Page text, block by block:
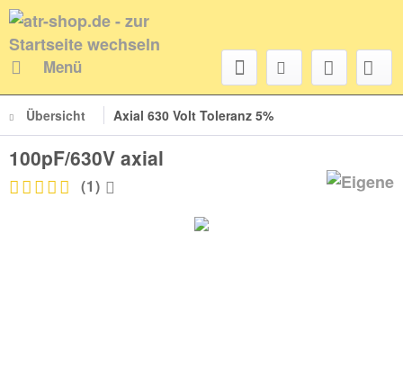
Menü
Übersicht Axial 630 Volt Toleranz 5%
100pF/630V axial
(1)